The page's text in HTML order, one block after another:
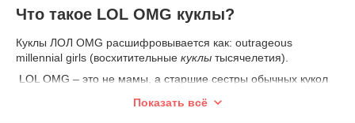
Что такое LOL OMG куклы?
Куклы ЛОЛ OMG расшифровывается как: outrageous
millennial girls (восхитительные куклы тысячелетия).
LOL OMG – это не мамы, а старшие сестры обычных кукол
Показать всё